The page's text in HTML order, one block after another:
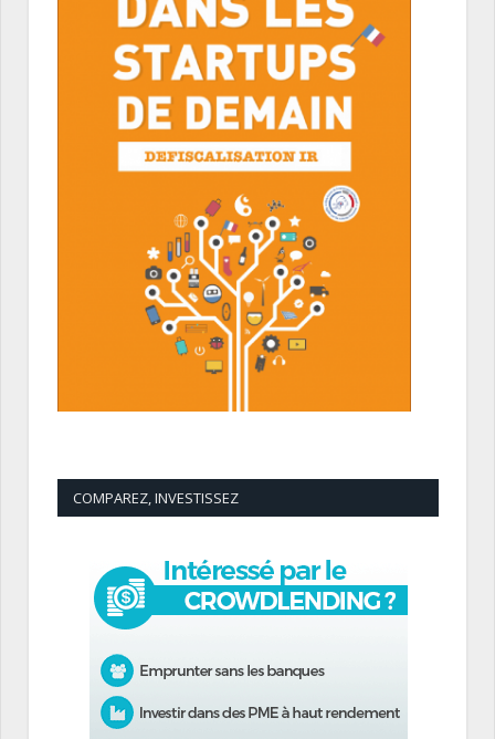
COMPAREZ, INVESTISSEZ